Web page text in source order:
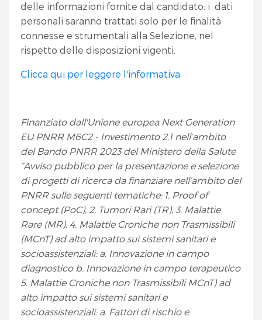
delle informazioni fornite dal candidato: i dati
personali saranno trattati solo per le finalità
connesse e strumentali alla Selezione, nel
rispetto delle disposizioni vigenti.
Clicca qui per leggere l'informativa
Finanziato dall'Unione europea Next Generation
EU PNRR M6C2 - Investimento 2.1 nell’ambito
del Bando PNRR 2023 del Ministero della Salute
“Avviso pubblico per la presentazione e selezione
di progetti di ricerca da finanziare nell’ambito del
PNRR sulle seguenti tematiche: 1. Proof of
concept (PoC), 2. Tumori Rari (TR), 3. Malattie
Rare (MR), 4. Malattie Croniche non Trasmissibili
(MCnT) ad alto impatto sui sistemi sanitari e
socioassistenziali: a. Innovazione in campo
diagnostico b. Innovazione in campo terapeutico
5. Malattie Croniche non Trasmissibili MCnT) ad
alto impatto sui sistemi sanitari e
socioassistenziali: a. Fattori di rischio e